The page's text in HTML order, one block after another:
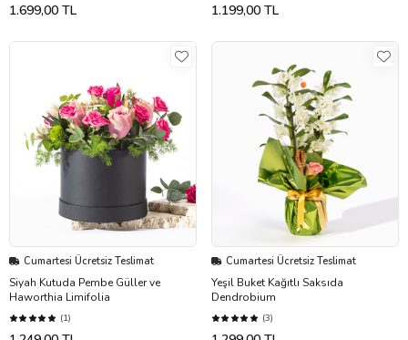
1.699,00 TL 1.199,00 TL
Cumartesi Ücretsiz Teslimat
Siyah Kutuda Pembe Güller ve
Haworthia Limifolia
(1)
Cumartesi Ücretsiz Teslimat
Yeşil Buket Kağıtlı Saksıda
Dendrobium
(3)